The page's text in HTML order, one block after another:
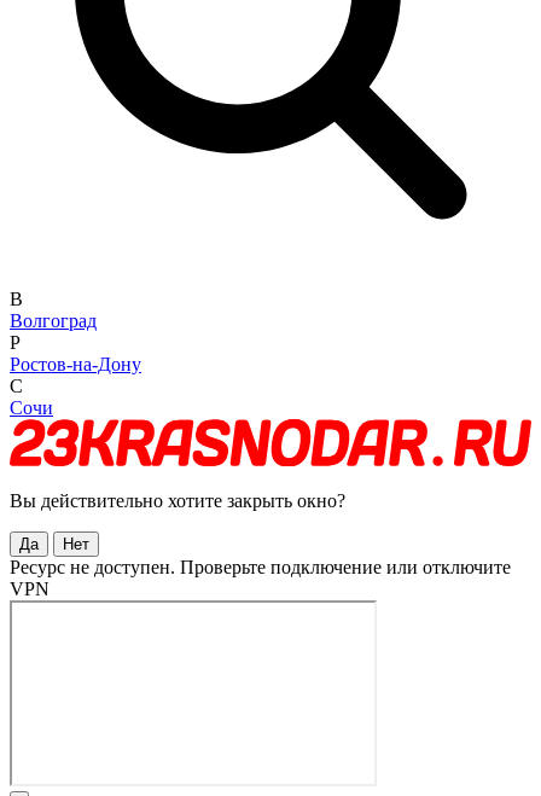
В
Волгоград
Р
Ростов-на-Дону
С
Сочи
Вы действительно хотите закрыть окно?
Да Нет
Ресурс не доступен. Проверьте подключение или отключите
VPN